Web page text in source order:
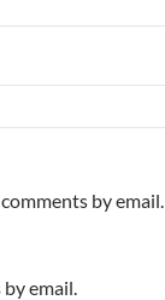
by email.
email.